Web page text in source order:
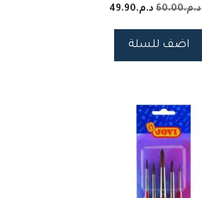
د.م.60.00 د.م.49.90
اضف للسلة